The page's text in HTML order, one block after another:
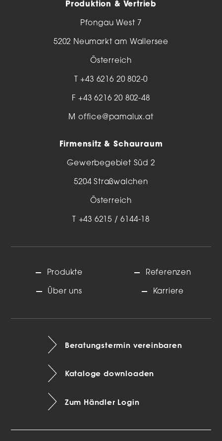
Produktion & Vertrieb
Pfongau West 7
5202 Neumarkt am Wallersee
Österreich
T+43 6216 20 802-0
F +43 6216 20 802-48
M office@pamalux.at
Firmensitz & Schauraum
Gewerbegebiet Süd 2
5204 Straßwalchen
Österreich
+43 6215 / 6144-18
Produkte
Über uns
Referenzen
Karriere
Beratungstermin vereinbaren
Kataloge downloaden
Zum Händler Login